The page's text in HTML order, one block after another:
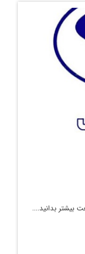
بیشتر بدانید....